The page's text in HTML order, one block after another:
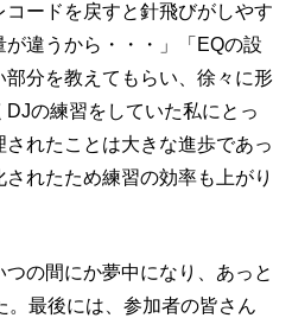
ードを戻すと針飛びがしやす
違うから・・・」「EQの設
分を教えてもらい、徐々に形
の練習をしていた私にとっ
れたことは大きな進歩であっ
れたため練習の効率も上がり
の間にか夢中になり、あっと
。最後には、参加者の皆さん